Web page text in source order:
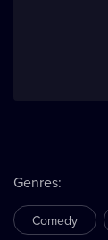
Genres:
Comedy